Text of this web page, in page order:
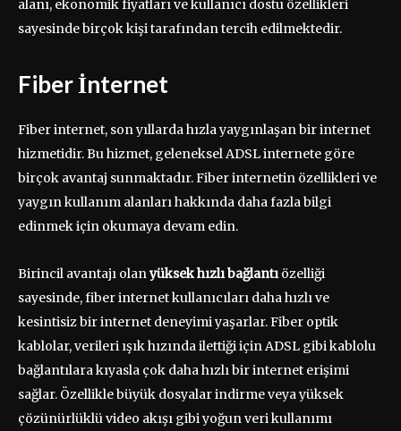
alanı, ekonomik fiyatları ve kullanıcı dostu özellikleri
sayesinde birçok kişi tarafından tercih edilmektedir.
Fiber İnternet
Fiber internet, son yıllarda hızla yaygınlaşan bir internet
hizmetidir. Bu hizmet, geleneksel ADSL internete göre
birçok avantaj sunmaktadır. Fiber internetin özellikleri ve
yaygın kullanım alanları hakkında daha fazla bilgi
edinmek için okumaya devam edin.
Birincil avantajı olanyüksek hızlı bağlantıözelliği
sayesinde, fiber internet kullanıcıları daha hızlı ve
kesintisiz bir internet deneyimi yaşarlar. Fiber optik
kablolar, verileri ışık hızında ilettiği için ADSL gibi kablolu
bağlantılara kıyasla çok daha hızlı bir internet erişimi
sağlar. Özellikle büyük dosyalar indirme veya yüksek
çözünürlüklü video akışı gibi yoğun veri kullanımı